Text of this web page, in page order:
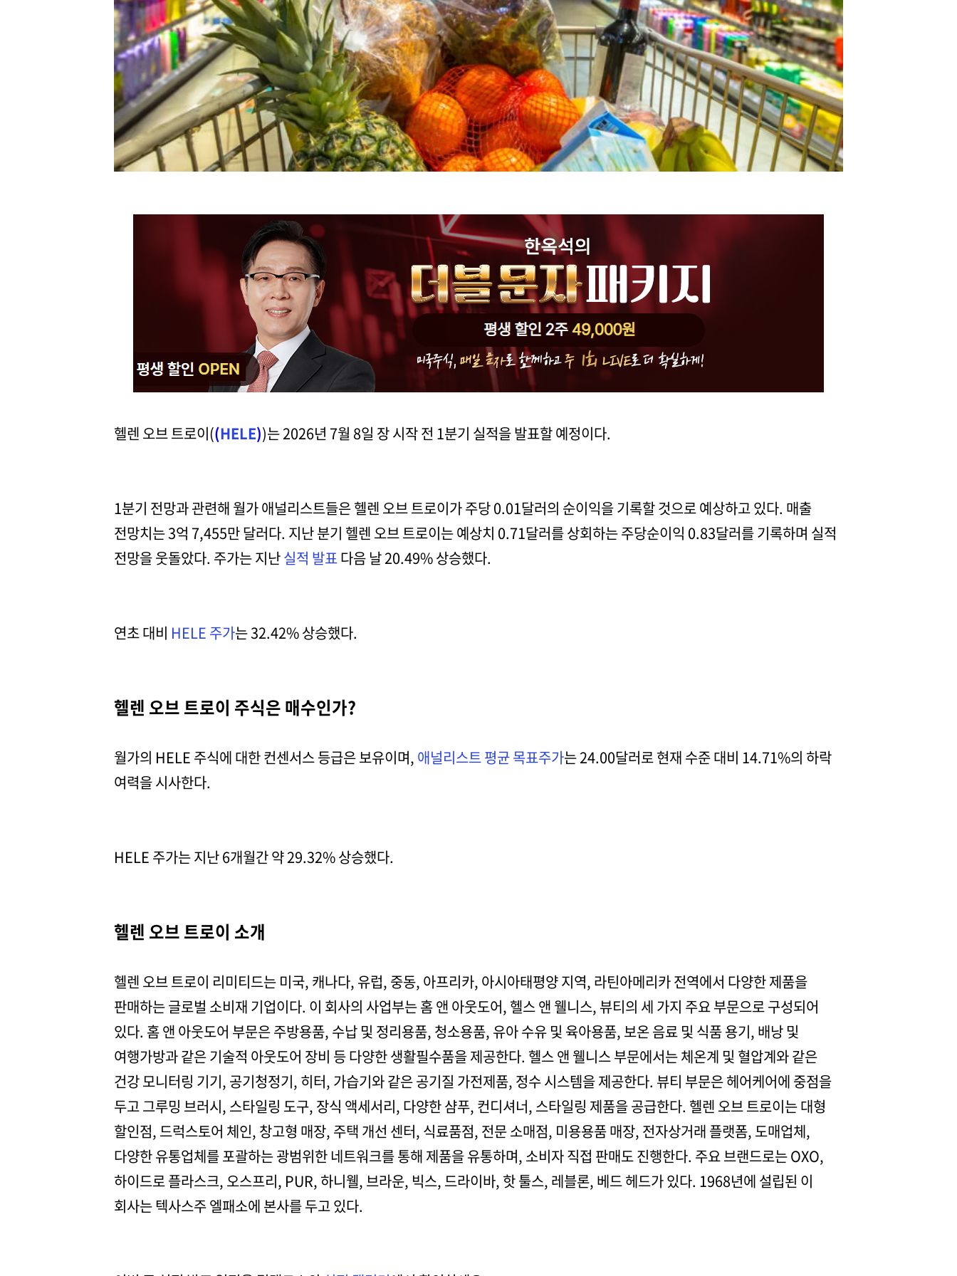
헬렌 오브 트로이((HELE))는 2026년 7월 8일 장 시작 전 1분기 실적을 발표할 예정이다.
1분기 전망과 관련해 월가 애널리스트들은 헬렌 오브 트로이가 주당 0.01달러의 순이익을 기록할 것으로 예상하고 있다. 매출
전망치는 3억 7,455만 달러다. 지난 분기 헬렌 오브 트로이는 예상치 0.71달러를 상회하는 주당순이익 0.83달러를 기록하며 실적
전망을 웃돌았다. 주가는 지난실적 발표다음 날 20.49% 상승했다.
연초 대비 HELE 주가는 32.42% 상승했다.
헬렌 오브 트로이 주식은 매수인가?
월가의 HELE 주식에 대한 컨센서스 등급은 보유이며, 애널리스트 평균 목표주가는 24.00달러로 현재 수준 대비 14.71%의 하락
여력을 시사한다.
HELE 주가는 지난 6개월간 약 29.32% 상승했다.
헬렌 오브 트로이 소개
헬렌 오브 트로이 리미티드는 미국, 캐나다, 유럽, 중동, 아프리카, 아시아태평양 지역, 라틴아메리카 전역에서 다양한 제품을
판매하는 글로벌 소비재 기업이다. 이 회사의 사업부는 홈 앤 아웃도어, 헬스 앤 웰니스, 뷰티의 세 가지 주요 부문으로 구성되어
있다. 홈 앤 아웃도어 부문은 주방용품, 수납 및 정리용품, 청소용품, 유아 수유 및 육아용품, 보온 음료 및 식품 용기, 배낭 및
여행가방과 같은 기술적 아웃도어 장비 등 다양한 생활필수품을 제공한다. 헬스 앤 웰니스 부문에서는 체온계 및 혈압계와 같은
건강 모니터링 기기, 공기청정기, 히터, 가습기와 같은 공기질 가전제품, 정수 시스템을 제공한다. 뷰티 부문은 헤어케어에 중점을
두고 그루밍 브러시, 스타일링 도구, 장식 액세서리, 다양한 샴푸, 컨디셔너, 스타일링 제품을 공급한다. 헬렌 오브 트로이는 대형
할인점, 드럭스토어 체인, 창고형 매장, 주택 개선 센터, 식료품점, 전문 소매점, 미용용품 매장, 전자상거래 플랫폼, 도매업체,
다양한 유통업체를 포괄하는 광범위한 네트워크를 통해 제품을 유통하며, 소비자 직접 판매도 진행한다. 주요 브랜드로는 OXO,
하이드로 플라스크, 오스프리, PUR, 하니웰, 브라운, 빅스, 드라이바, 핫 툴스, 레블론, 베드 헤드가 있다. 1968년에 설립된 이
회사는 텍사스주 엘패소에 본사를 두고 있다.